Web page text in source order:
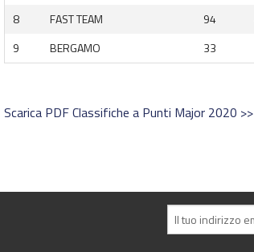
8
FAST TEAM 94
9
BERGAMO 33
Scarica PDF Classifiche a Punti Major 2020 >>